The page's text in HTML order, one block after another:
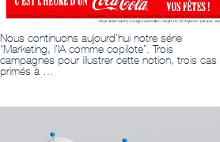
Nous continuons aujourd’hui notre série
“Marketing, l’IA comme copilote”. Trois
campagnes pour illustrer cette notion, trois cas
primés à …